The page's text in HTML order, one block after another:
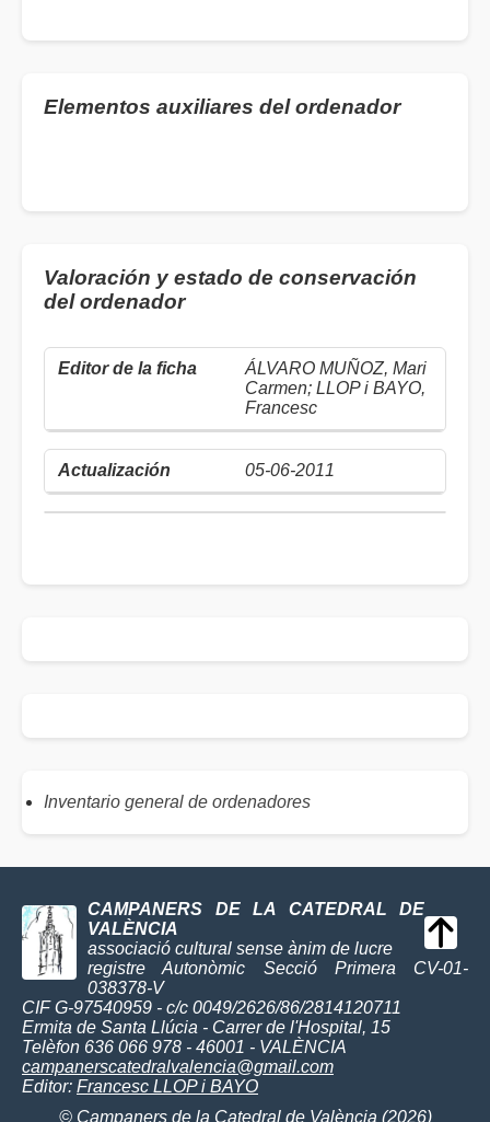
Elementos auxiliares del ordenador
Valoración y estado de conservación
del ordenador
ÁLVARO MUÑOZ, Mari
Carmen; LLOP i BAYO,
Francesc
05-06-2011
Inventario general de ordenadores
CAMPANERS DE LA CATEDRAL DE
VALÈNCIA
associació cultural sense ànim de lucre
registre Autonòmic Secció Primera CV-01-
038378-V
CIF G-97540959 - c/c 0049/2626/86/2814120711
Ermita de Santa Llúcia - Carrer de l'Hospital, 15
Telèfon 636 066 978 - 46001 - VALÈNCIA
campanerscatedralvalencia@gmail.com
Editor: Francesc LLOP i BAYO
© Campaners de la Catedral de València (2026)